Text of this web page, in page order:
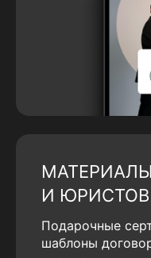
И ЮРИСТОВ
Подарочные
шаблоны